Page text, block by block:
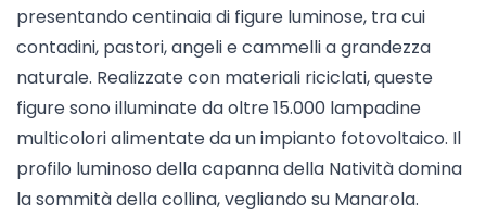
presentando centinaia di figure luminose, tra cui
contadini, pastori, angeli e cammelli a grandezza
naturale. Realizzate con materiali riciclati, queste
figure sono illuminate da oltre 15.000 lampadine
multicolori alimentate da un impianto fotovoltaico. Il
profilo luminoso della capanna della Natività domina
la sommità della collina, vegliando su Manarola.